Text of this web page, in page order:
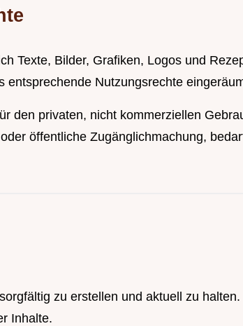
Texte, Bilder, Grafiken, Logos und
Nutzungsrechte
den privaten, nicht kommerziellen
öffentliche Zugänglichmachung,
zu erstellen und aktuell zu
Inhalte.